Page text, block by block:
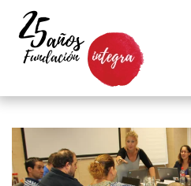
Skip to main content